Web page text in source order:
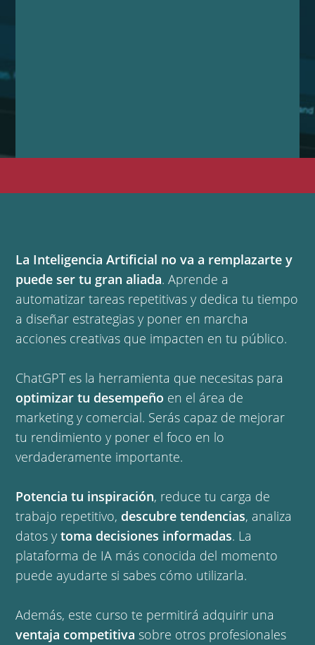
La Inteligencia Artificial no va a remplazarte y
puede ser tu gran aliada. Aprende a
automatizar tareas repetitivas y dedica tu tiempo
a diseñar estrategias y poner en marcha
acciones creativas que impacten en tu público.
ChatGPT es la herramienta que necesitas para
optimizar tu desempeño en el área de
marketing y comercial. Serás capaz de mejorar
tu rendimiento y poner el foco en lo
verdaderamente importante.
Potencia tu inspiración, reduce tu carga de
trabajo repetitivo, descubre tendencias, analiza
datos ytoma decisiones informadas. La
plataforma de IA más conocida del momento
puede ayudarte si sabes cómo utilizarla.
Además, este curso te permitirá adquirir una
ventaja competitiva sobre otros profesionales